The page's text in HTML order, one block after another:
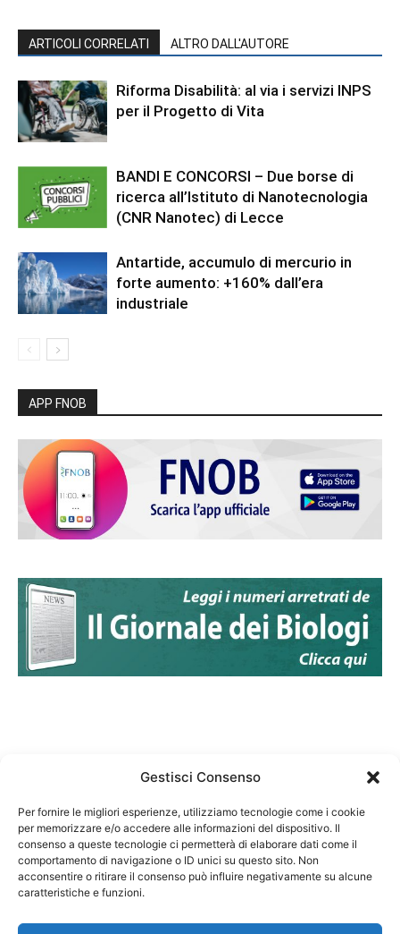
Gestisci Consenso
Per fornire le migliori esperienze, utilizziamo tecnologie come i cookie
per memorizzare e/o accedere alle informazioni del dispositivo. Il
consenso a queste tecnologie ci permetterà di elaborare dati come il
comportamento di navigazione o ID unici su questo sito. Non
acconsentire o ritirare il consenso può influire negativamente su alcune
caratteristiche e funzioni.
ARTICOLI CORRELATI ALTRO DALL'AUTORE
Riforma Disabilità: al via i servizi INPS
per il Progetto di Vita
BANDI E CONCORSI – Due borse di
ricerca all’Istituto di Nanotecnologia
(CNR Nanotec) di Lecce
Antartide, accumulo di mercurio in
forte aumento: +160% dall’era
industriale
APP FNOB
Federazione Nazionale Degli Ordini dei Biologi:
codice fiscale 80069130583
Responsabile sito internet www.fnob.it: